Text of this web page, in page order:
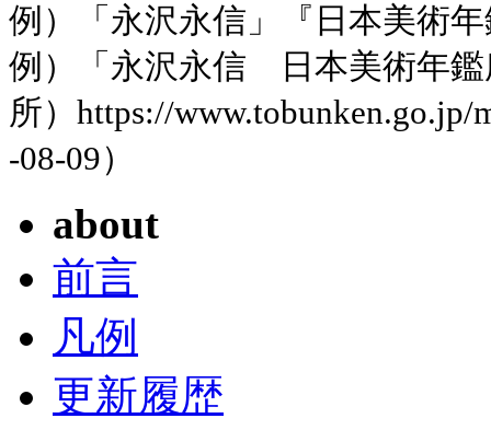
例）「永沢永信」『日本美術
例）「永沢永信 日本美術年鑑
所）https://
-08-09）
about
前言
凡例
更新履歴